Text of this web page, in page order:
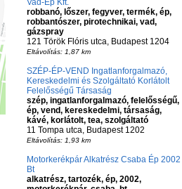
Vad-Ép Kft.
robbanó, lőszer, fegyver, termék, ép,
robbantószer, pirotechnikai, vad,
gázspray
121 Török Flóris utca, Budapest 1204
Eltávolítás: 1,87 km
SZÉP-ÉP-VEND Ingatlanforgalmazó,
Kereskedelmi és Szolgáltató Korlátolt
Felelősségű Társaság
szép, ingatlanforgalmazó, felelősségű,
ép, vend, kereskedelmi, társaság,
kávé, korlátolt, tea, szolgáltató
11 Tompa utca, Budapest 1202
Eltávolítás: 1,93 km
Motorkerékpár Alkatrész Csaba Ép 2002
Bt
alkatrész, tartozék, ép, 2002,